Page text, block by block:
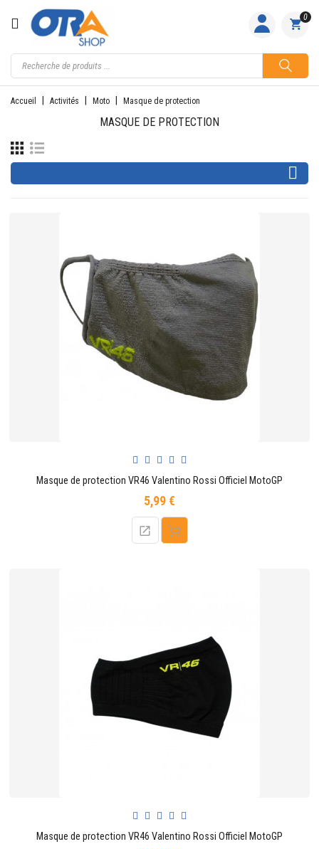
CATÉGORIE
ACCUEIL
ACTIVITÉS
HOMME
0
Accueil Activités Moto Masque de protection
MASQUE DE PROTECTION

Masque de protection VR46 Valentino Rossi Officiel MotoGP
5,99 €
Masque de protection VR46 Valentino Rossi Officiel MotoGP